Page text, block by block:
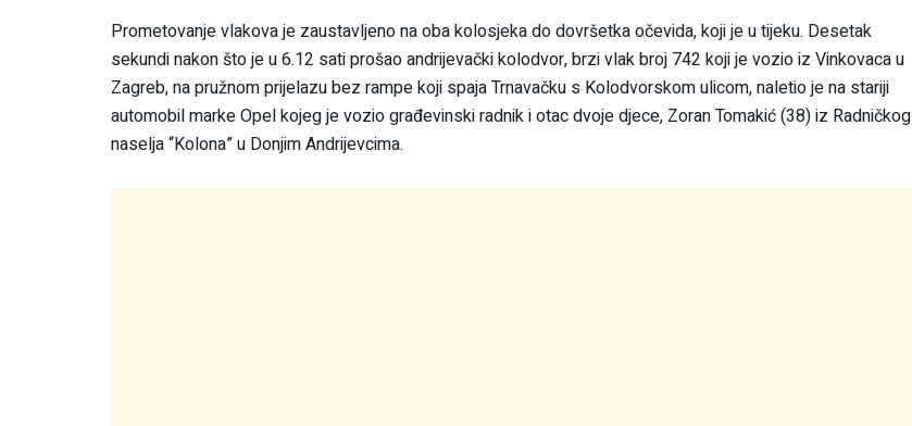
Prometovanje vlakova je zaustavljeno na oba kolosjeka do dovršetka očevida, koji je u tijeku. Desetak
sekundi nakon što je u 6.12 sati prošao andrijevački kolodvor, brzi vlak broj 742 koji je vozio iz Vinkovaca u
Zagreb, na pružnom prijelazu bez rampe koji spaja Trnavačku s Kolodvorskom ulicom, naletio je na stariji
automobil marke Opel kojeg je vozio građevinski radnik i otac dvoje djece, Zoran Tomakić (38) iz Radničkog
naselja “Kolona” u Donjim Andrijevcima.